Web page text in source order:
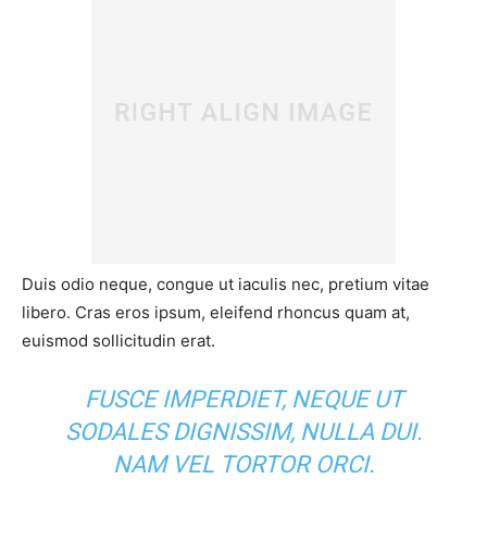
Duis odio neque, congue ut iaculis nec, pretium vitae
libero. Cras eros ipsum, eleifend rhoncus quam at,
euismod sollicitudin erat.
FUSCE IMPERDIET, NEQUE UT
SODALES DIGNISSIM, NULLA DUI.
NAM VEL TORTOR ORCI.